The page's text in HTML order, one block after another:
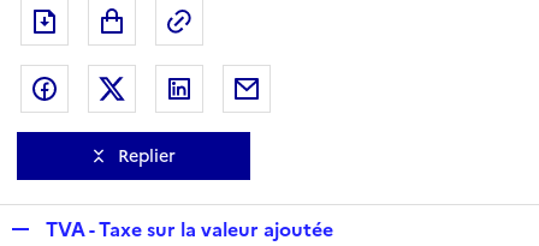
Exporter le document au format pdf
Partager sur Facebook
Partager sur Twitter
Partager sur LinkedIn
Replier
TVA - Taxe sur la valeur ajoutée